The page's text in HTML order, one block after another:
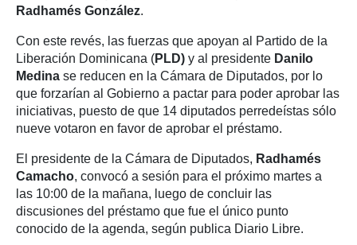
Radhamés González.
Con este revés, las fuerzas que apoyan al Partido de la
Liberación Dominicana (PLD) y al presidente Danilo
Medina se reducen en la Cámara de Diputados, por lo
que forzarían al Gobierno a pactar para poder aprobar las
iniciativas, puesto de que 14 diputados perredeístas sólo
nueve votaron en favor de aprobar el préstamo.
El presidente de la Cámara de Diputados, Radhamés
Camacho, convocó a sesión para el próximo martes a
las 10:00 de la mañana, luego de concluir las
discusiones del préstamo que fue el único punto
conocido de la agenda, según publica Diario Libre.